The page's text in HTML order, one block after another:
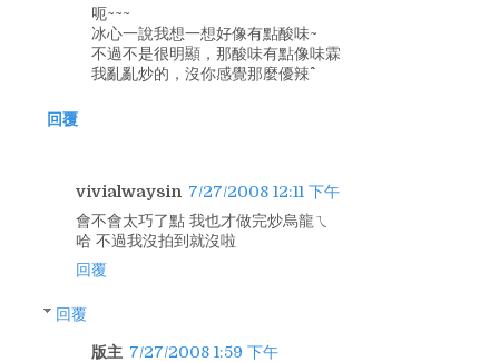
呃~~~
冰心一說我想一想好像有點酸味~
不過不是很明顯，那酸味有點像味霖
我亂亂炒的，沒你感覺那麼優辣^^
回覆
vivialwaysin 7/27/2008 12:11 下午
會不會太巧了點 我也才做完炒烏龍ㄟ
哈 不過我沒拍到就沒啦
回覆
回覆
版主 7/27/2008 1:59 下午